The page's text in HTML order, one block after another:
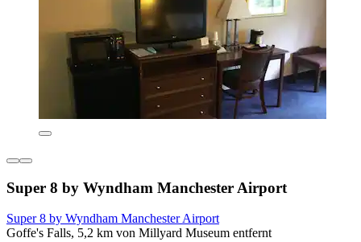
Super 8 by Wyndham Manchester Airport
Super 8 by Wyndham Manchester Airport
Goffe's Falls, 5,2 km von Millyard Museum entfernt